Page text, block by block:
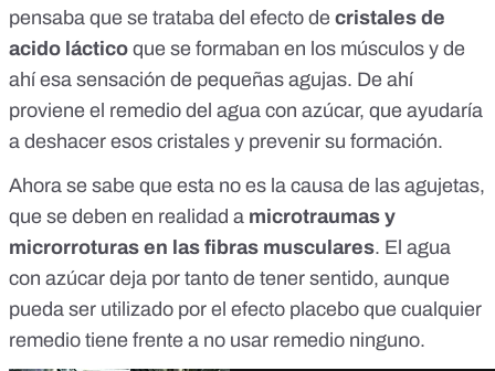
pensaba que se trataba del efecto de cristales de
acido láctico que se formaban en los músculos y de
ahí esa sensación de pequeñas agujas. De ahí
proviene el remedio del agua con azúcar, que ayudaría
a deshacer esos cristales y prevenir su formación.
Ahora se sabe que esta no es la causa de las agujetas,
que se deben en realidad a microtraumas y
microrroturas en las fibras musculares. El agua
con azúcar deja por tanto de tener sentido, aunque
pueda ser utilizado por el efecto placebo que cualquier
remedio tiene frente a no usar remedio ninguno.